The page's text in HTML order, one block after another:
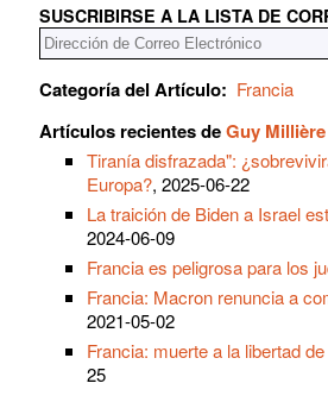
SUSCRIBIRSE A LA LISTA DE
Categoría del Artículo: Francia
Artículos recientes deGuy Millière
Tiranía disfrazada":
Europa?, 2025-06-22
La traición de Biden a Israel
2024-06-09
Francia es peligrosa para los
Francia: Macron renuncia a
2021-05-02
Francia: muerte a la libertad
25